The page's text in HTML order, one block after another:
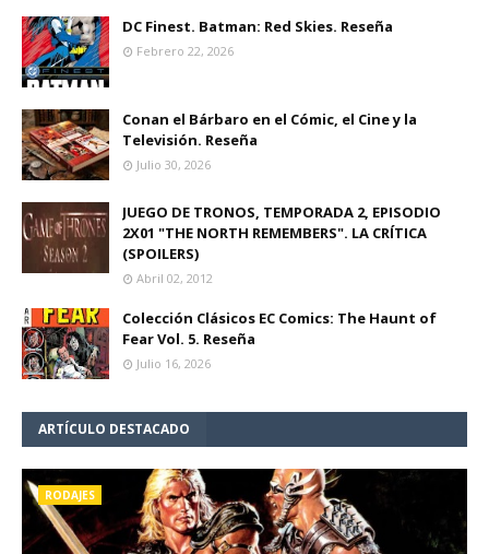
DC Finest. Batman: Red Skies. Reseña
Febrero 22, 2026
Conan el Bárbaro en el Cómic, el Cine y la
Televisión. Reseña
Julio 30, 2026
JUEGO DE TRONOS, TEMPORADA 2, EPISODIO
2X01 "THE NORTH REMEMBERS". LA CRÍTICA
(SPOILERS)
Abril 02, 2012
Colección Clásicos EC Comics: The Haunt of
Fear Vol. 5. Reseña
Julio 16, 2026
ARTÍCULO DESTACADO
RODAJES